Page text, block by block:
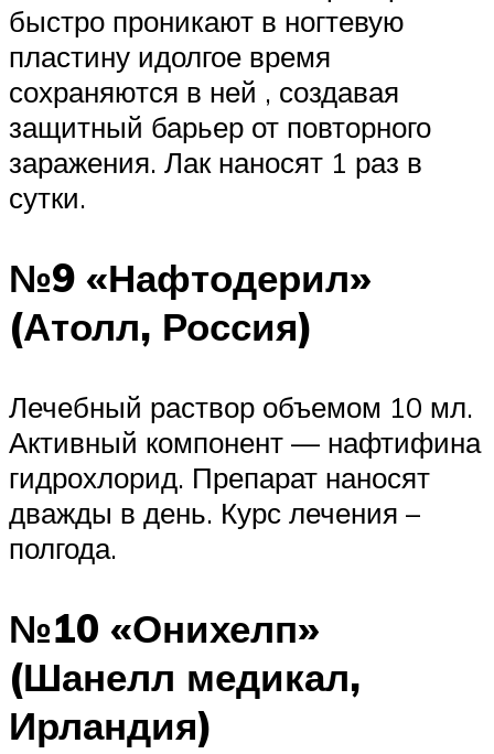
быстро проникают в ногтевую
пластину идолгое время
сохраняются в ней , создавая
защитный барьер от повторного
заражения. Лак наносят 1 раз в
сутки.
№9 «Нафтодерил»
(Атолл, Россия)
Лечебный раствор объемом 10 мл.
Активный компонент — нафтифина
гидрохлорид. Препарат наносят
дважды в день. Курс лечения –
полгода.
№10 «Онихелп»
(Шанелл медикал,
Ирландия)